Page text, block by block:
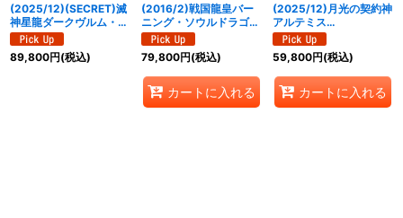
(2025/12)(SECRET)滅
神星龍ダークヴルム・ノ
ヴァXV【XV-SEC】
{BSC50-XV03}《紫》
89,800円(税込)
(2016/2)戦国龍皇バー
ニング・ソウルドラゴン
(戦国チャンピオンシッ
プ決勝大会進出)【X】
{BS34-X01}《赤》
79,800円(税込)
カートに入れる
(2025/12)月光の契約神
アルテミス
(SECONDPLACE/バト
スピチャンピオンシップ
3on3)【契約X】{BS72-
CX03}《白》
59,800円(税込)
カートに入れる